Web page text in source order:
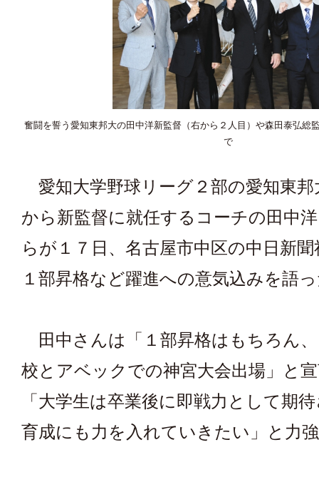
奮闘を誓う愛知東邦大の田中洋新監督（右から２人目）や森田泰弘総
で
愛知大学野球リーグ２部の愛知東邦
から新監督に就任するコーチの田中
らが１７日、名古屋市中区の中日新
１部昇格など躍進への意気込みを語
田中さんは「１部昇格はもちろん
校とアベックでの神宮大会出場」と
「大学生は卒業後に即戦力として期
育成にも力を入れていきたい」と力